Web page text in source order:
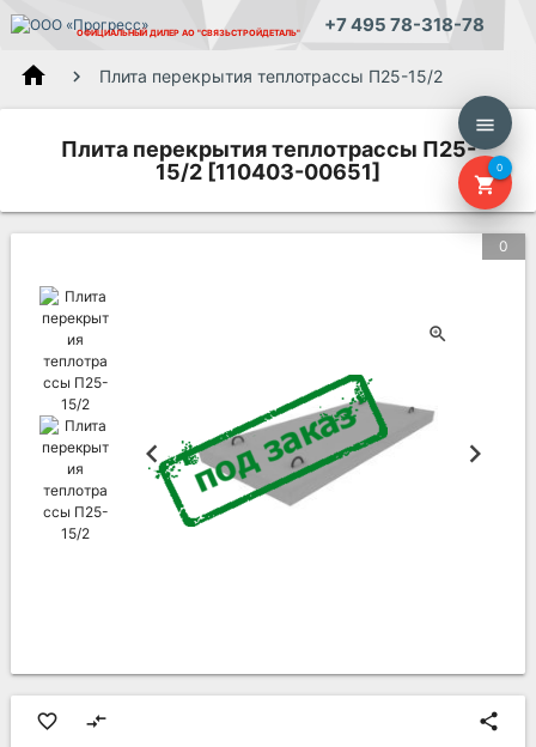
ОФИЦИАЛЬНЫЙ ДИЛЕР АО "СВЯЗЬСТРОЙДЕТАЛЬ" +7 495 78-318-78
menu
shopping_cart
0
home Плита перекрытия теплотрассы П25-15/2
Плита перекрытия теплотрассы П25-
15/2 [110403-00651]
0
favorite_border compare_arrows share